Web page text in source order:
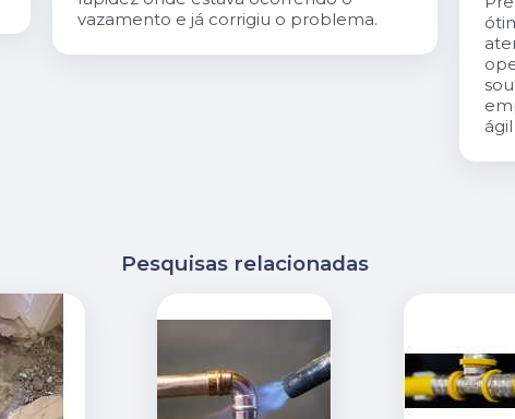
vazamento e já corrigiu o problema.
Pesquisas relacionadas